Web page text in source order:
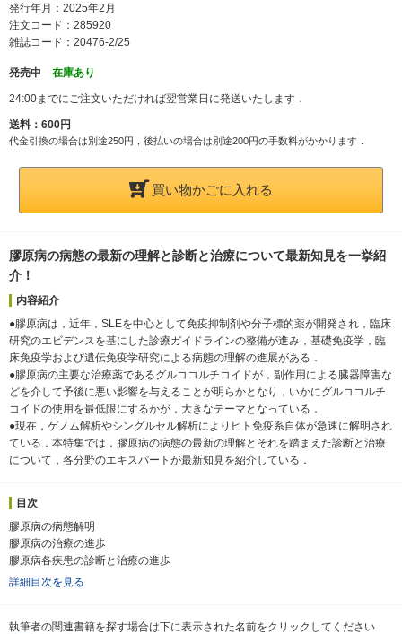
発行年月：2025年2月
注文コード：285920
雑誌コード：20476-2/25
発売中 在庫あり
24:00までにご注文いただければ翌営業日に発送いたします．
送料：600円
代金引換の場合は別途250円，後払いの場合は別途200円の手数料がかかります．
買い物かごに入れる
膠原病の病態の最新の理解と診断と治療について最新知見を一挙紹
介！
内容紹介
●膠原病は，近年，SLEを中心として免疫抑制剤や分子標的薬が開発され，臨床
研究のエビデンスを基にした診療ガイドラインの整備が進み，基礎免疫学，臨
床免疫学および遺伝免疫学研究による病態の理解の進展がある．
●膠原病の主要な治療薬であるグルココルチコイドが，副作用による臓器障害な
どを介して予後に悪い影響を与えることが明らかとなり，いかにグルココルチ
コイドの使用を最低限にするかが，大きなテーマとなっている．
●現在，ゲノム解析やシングルセル解析によりヒト免疫系自体が急速に解明され
ている．本特集では，膠原病の病態の最新の理解とそれを踏まえた診断と治療
について，各分野のエキスパートが最新知見を紹介している．
目次
膠原病の病態解明
膠原病の治療の進歩
膠原病各疾患の診断と治療の進歩
詳細目次を見る
執筆者の関連書籍を探す場合は下に表示された名前をクリックしてください